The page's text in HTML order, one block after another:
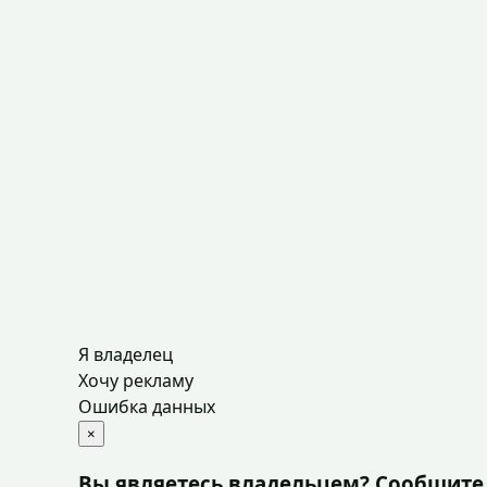
Я владелец
Хочу рекламу
Ошибка данных
×